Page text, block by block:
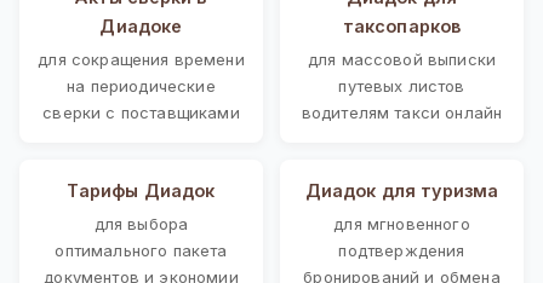
Диадоке
для сокращения времени
на периодические
сверки с поставщиками
таксопарков
для массовой выписки
путевых листов
водителям такси онлайн
Тарифы Диадок
для выбора
оптимального пакета
документов и экономии
Диадок для туризма
для мгновенного
подтверждения
бронирований и обмена